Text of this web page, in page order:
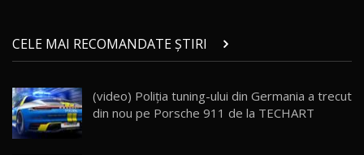
21
Micul BYD Dolphin Surf / Test Drive
AutoBlog.MD
16:59
22
Noua Mazda 6e / Test Drive AutoBlog.MD
26:59
CELE MAI RECOMANDATE ȘTIRI
(video) Poliţia tuning-ului din Germania a trecut
din nou pe Porsche 911 de la TECHART